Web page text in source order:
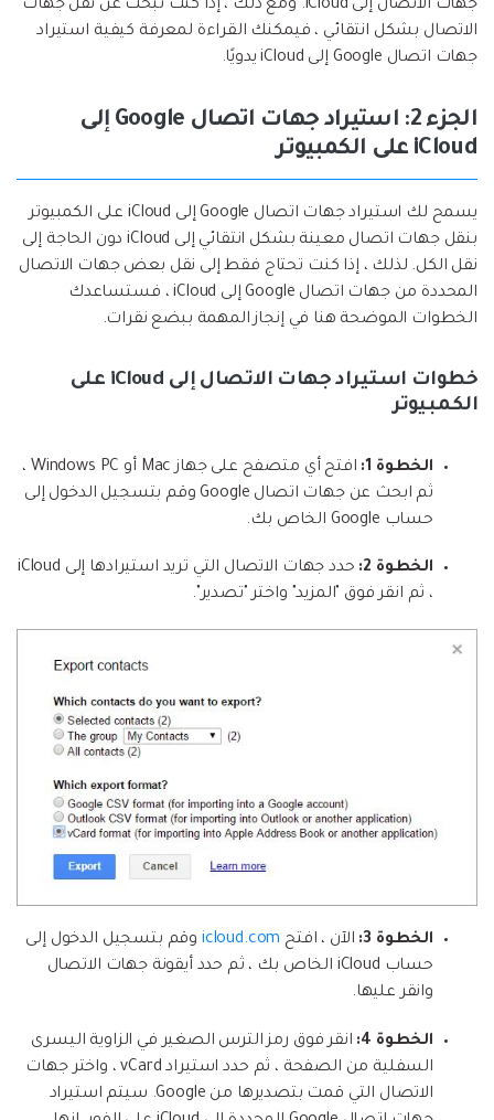
جهات الاتصال إلى iCloud. ومع ذلك ، إذا كنت تبحث عن نقل جهات
الاتصال بشكل انتقائي ، فيمكنك القراءة لمعرفة كيفية استيراد
جهات اتصال Google إلى iCloud يدويًا.
الجزء 2: استيراد جهات اتصال Google إلى
iCloud على الكمبيوتر
يسمح لك استيراد جهات اتصال Google إلى iCloud على الكمبيوتر
بنقل جهات اتصال معينة بشكل انتقائي إلى iCloud دون الحاجة إلى
نقل الكل. لذلك ، إذا كنت تحتاج فقط إلى نقل بعض جهات الاتصال
المحددة من جهات اتصال Google إلى iCloud ، فستساعدك
الخطوات الموضحة هنا في إنجاز المهمة ببضع نقرات.
خطوات استيراد جهات الاتصال إلى iCloud على
الكمبيوتر
الخطوة 1:
افتح أي متصفح على جهاز Mac أو Windows PC ،
ثم ابحث عن جهات اتصال Google وقم بتسجيل الدخول إلى
حساب Google الخاص بك.
الخطوة 2:
حدد جهات الاتصال التي تريد استيرادها إلى iCloud
، ثم انقر فوق "المزيد" واختر "تصدير".
الخطوة 3: الآن ، افتح icloud.com وقم بتسجيل الدخول إلى
حساب iCloud الخاص بك ، ثم حدد أيقونة جهات الاتصال
وانقر عليها.
الخطوة 4:
انقر فوق رمز الترس الصغير في الزاوية اليسرى
السفلية من الصفحة ، ثم حدد استيراد vCard ، واختر جهات
الاتصال التي قمت بتصديرها من Google. سيتم استيراد